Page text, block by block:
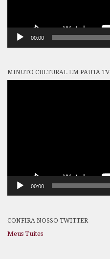
00:00
MINUTO CULTURAL EM PAUTA TV
00:00
CONFIRA NOSSO TWITTER
Meus Tuítes